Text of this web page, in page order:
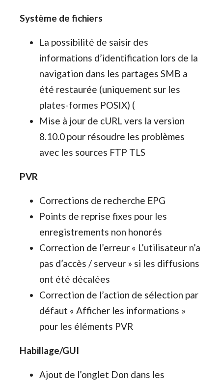
Système de fichiers
La possibilité de saisir des
informations d’identification lors de la
navigation dans les partages SMB a
été restaurée (uniquement sur les
plates-formes POSIX) (
Mise à jour de cURL vers la version
8.10.0 pour résoudre les problèmes
avec les sources FTP TLS
PVR
Corrections de recherche EPG
Points de reprise fixes pour les
enregistrements non honorés
Correction de l’erreur « L’utilisateur n’a
pas d’accès / serveur » si les diffusions
ont été décalées
Correction de l’action de sélection par
défaut « Afficher les informations »
pour les éléments PVR
Habillage/GUI
Ajout de l’onglet Don dans les